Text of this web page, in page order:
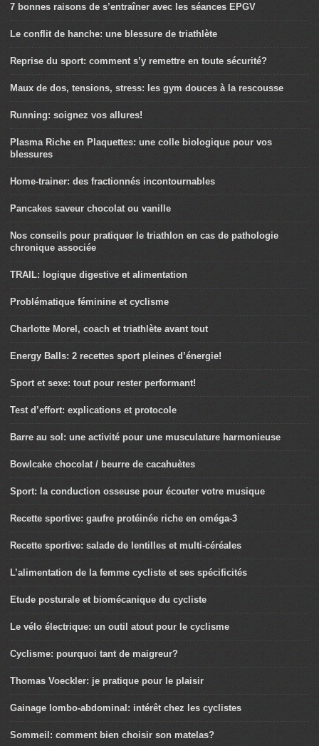
7 bonnes raisons de s’entraîner avec les séances EPGV
Le conflit de hanche: une blessure de triathlète
Reprise du sport: comment s’y remettre en toute sécurité?
Maux de dos, tensions, stress: les gym douces à la rescousse
Running: soignez vos allures!
Plasma Riche en Plaquettes: une colle biologique pour vos
blessures
Home-trainer: des fractionnés incontournables
Pancakes saveur chocolat ou vanille
Nos conseils pour pratiquer le triathlon en cas de pathologie
chronique associée
TRAIL: logique digestive et alimentation
Problématique féminine et cyclisme
Charlotte Morel, coach et triathlète avant tout
Energy Balls: 2 recettes sport pleines d’énergie!
Sport et sexe: tout pour rester performant!
Test d’effort: explications et protocole
Barre au sol: une activité pour une musculature harmonieuse
Bowlcake chocolat / beurre de cacahuètes
Sport: la conduction osseuse pour écouter votre musique
Recette sportive: gaufre protéinée riche en oméga-3
Recette sportive: salade de lentilles et multi-céréales
L’alimentation de la femme cycliste et ses spécificités
Etude posturale et biomécanique du cycliste
Le vélo électrique: un outil atout pour le cyclisme
Cyclisme: pourquoi tant de maigreur?
Thomas Voeckler: je pratique pour le plaisir
Gainage lombo-abdominal: intérêt chez les cyclistes
Sommeil: comment bien choisir son matelas?